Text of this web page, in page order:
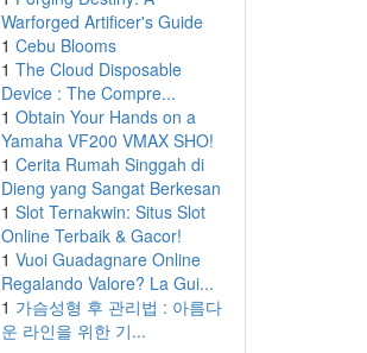
Warforged Artificer's Guide
1 Cebu Blooms
1 The Cloud Disposable
Device : The Compre...
1 Obtain Your Hands on a
Yamaha VF200 VMAX SHO!
1 Cerita Rumah Singgah di
Dieng yang Sangat Berkesan
1 Slot Ternakwin: Situs Slot
Online Terbaik & Gacor!
1 Vuoi Guadagnare Online
Regalando Valore? La Gui...
1 가슴성형 후 관리법 : 아름다
운 라인을 위한 기...